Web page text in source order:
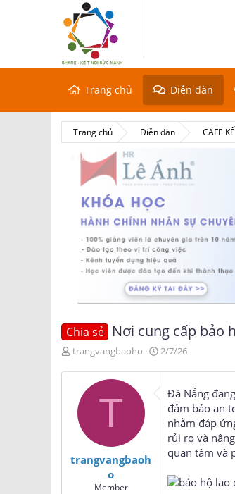
Trang chủ Diễn đàn
Trang chủ Diễn đàn CAFE
4 / 6
Chia sẻ Nơi cung cấp bảo
T
r
r
trangvangbaoho
N
à
y
g
2/7/26
T
trangvangbaoh
o
Member
Đà Nẵng
đảm bảo an
nhằm đáp
rủi ro và
quan tâm và